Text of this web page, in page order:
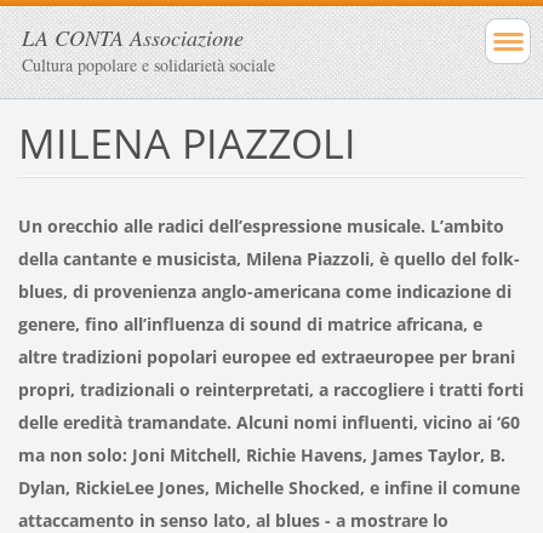
LA CONTA Associazione
Cultura popolare e solidarietà sociale
MILENA PIAZZOLI
Un orecchio alle radici dell’espressione musicale. L’ambito
della cantante e musicista, Milena Piazzoli, è quello del folk-
blues, di provenienza anglo-americana come indicazione di
genere, fino all’influenza di sound di matrice africana, e
altre tradizioni popolari europee ed extraeuropee per brani
propri, tradizionali o reinterpretati, a raccogliere i tratti forti
delle eredità tramandate. Alcuni nomi influenti, vicino ai ‘60
ma non solo: Joni Mitchell, Richie Havens, James Taylor, B.
Dylan, RickieLee Jones, Michelle Shocked, e infine il comune
attaccamento in senso lato, al blues - a mostrare lo